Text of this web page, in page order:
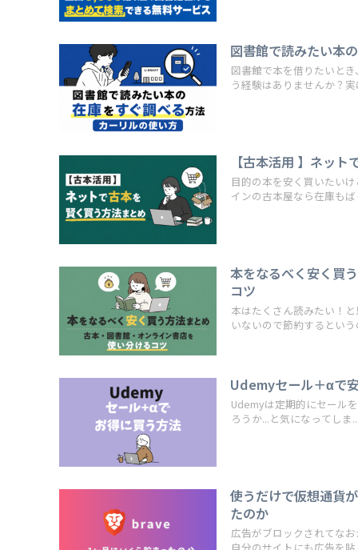
図書館で読みたい本
図書館で本を借りたいと
う経験はありませんか？実
【古本活用 】ネッ
目的の本を安く買いたい
インの古本屋なら在庫もば
本をなるべく安く買
コツ
本はたくさん読みたい！
いないので節約するという
Udemyセール＋αで
Udemyは定期的にセール
ろうか...と気になってしま
使うだけで仮想通貨
たのか
広告がブロックされてな